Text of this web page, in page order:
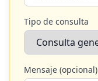
Tipo de consulta
Mensaje (opcional)